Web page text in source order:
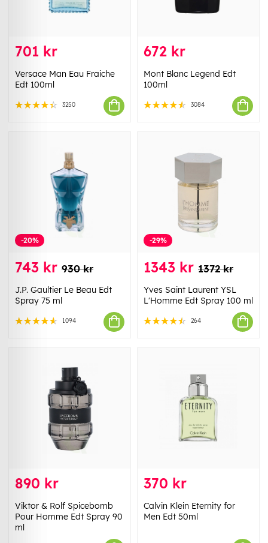
701 kr
Versace Man Eau Fraiche
Edt 100ml
3250
672 kr
Mont Blanc Legend Edt
100ml
3084
-20%
743 kr 930 kr
J.P. Gaultier Le Beau Edt
Spray 75 ml
1094
-29%
1343 kr 1372 kr
Yves Saint Laurent YSL
L'Homme Edt Spray 100 ml
264
890 kr
Viktor & Rolf Spicebomb
Pour Homme Edt Spray 90
ml
370 kr
Calvin Klein Eternity for
Men Edt 50ml